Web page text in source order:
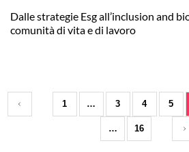
Dalle strategie Esg all’inclusion and
comunità di vita e di lavoro
1 … 3 4 5
… 16